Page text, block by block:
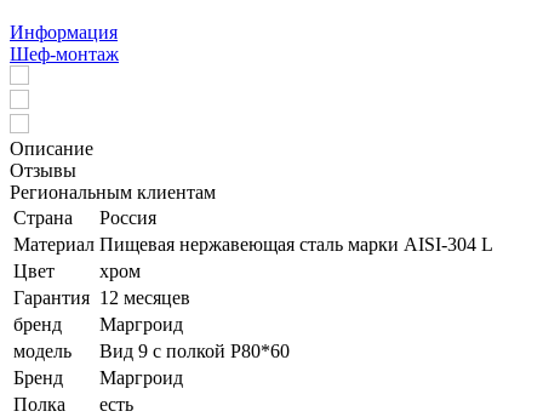
Информация
Шеф-монтаж
Описание
Отзывы
Региональным клиентам
Страна
Россия
Материал Пищевая нержавеющая сталь марки AISI-304 L
Цвет
хром
Гарантия 12 месяцев
бренд
Маргроид
модель
Вид 9 с полкой Р80*60
Бренд
Маргроид
Полка
есть